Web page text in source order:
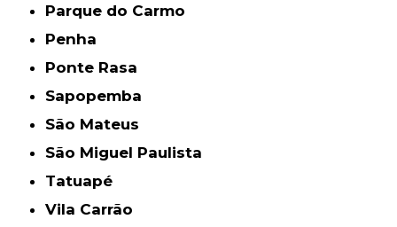
Parque do Carmo
Penha
Ponte Rasa
Sapopemba
São Mateus
São Miguel Paulista
Tatuapé
Vila Carrão